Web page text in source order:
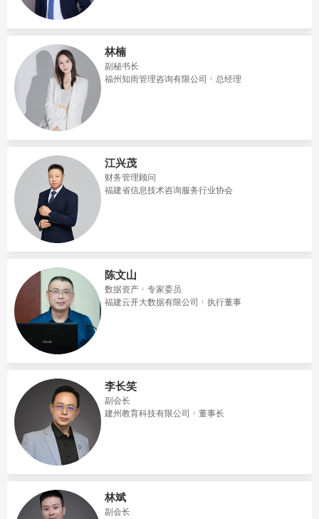
林楠
副秘书长
福州知雨管理咨询有限公司
总经理
江兴茂
财务管理顾问
福建省信息技术咨询服务行业协会
陈文山
数据资产
专家委员
福建云开大数据有限公司
执行董事
李长笑
副会长
建州教育科技有限公司
董事长
林斌
副会长